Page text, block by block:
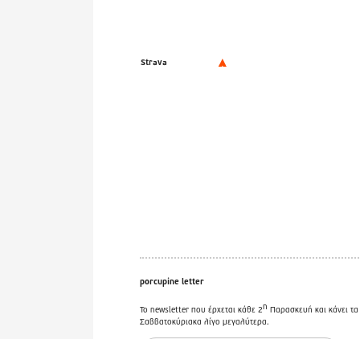
Strava
porcupine letter
Το newsletter που έρχεται κάθε 2η Παρασκευή και κάνει τα
Σαββατοκύριακα λίγο μεγαλύτερα.